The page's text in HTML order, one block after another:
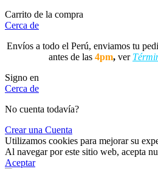
Carrito de la compra
Cerca de
Envíos a todo el Perú, enviamos tu
antes de las 4pm, ver
Signo en
Cerca de
No cuenta todavía?
Crear una Cuenta
Utilizamos cookies para mejorar su
Al navegar por este sitio web, acepta
Aceptar